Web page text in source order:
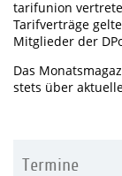
tarifunion
Tarifverträge
Mitglieder der
Das
stets über
Termine